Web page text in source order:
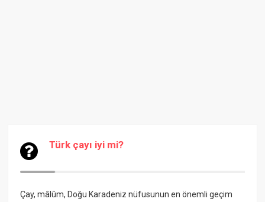
Türk çayı iyi mi?
Çay, mâlûm, Doğu Karadeniz nüfusunun en önemli geçim